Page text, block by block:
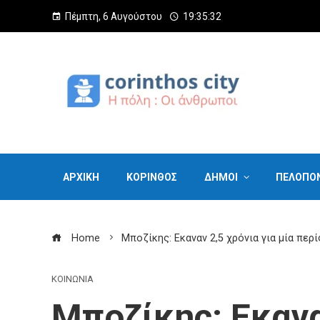
Πέμπτη, 6 Αυγούστου 19:35:33
ΑΡΧΙΚΗ ΚΟΡΙΝΘΟΣ ΔΗΜΟΙ
Home Μποζίκης: Εκαναν 2,5 χρόνια για μία
ΚΟΙΝΩΝΙΑ